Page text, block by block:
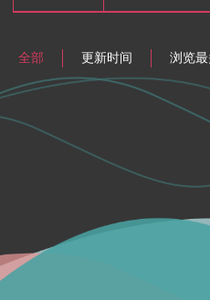
全部 更新时间 浏览最